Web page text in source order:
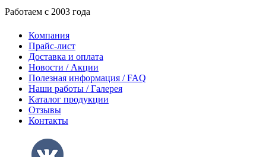
Работаем с 2003 года
Компания
Прайс-лист
Доставка и оплата
Новости / Акции
Полезная информация / FAQ
Наши работы / Галерея
Каталог продукции
Отзывы
Контакты